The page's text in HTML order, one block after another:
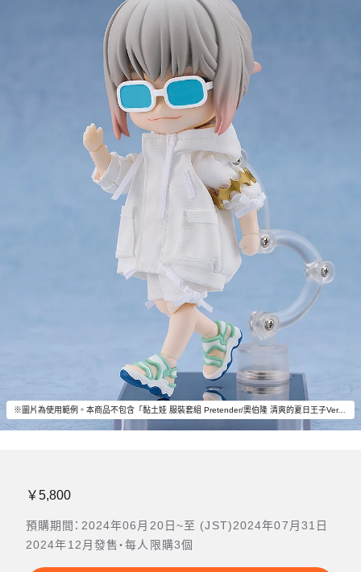
※圖片為使用範例。本商品不包含「黏土娃 服裝套組 Pretender/奧伯隆 清爽的夏日王子Ver.」以外的物品。
￥5,800
預購期間：2024年06月20日~至 (JST)2024年07月31日
2024年12月發售・每人限購3個